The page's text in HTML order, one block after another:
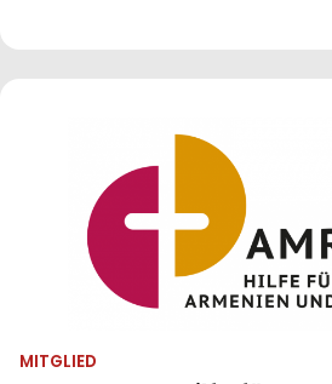
MITGLIED